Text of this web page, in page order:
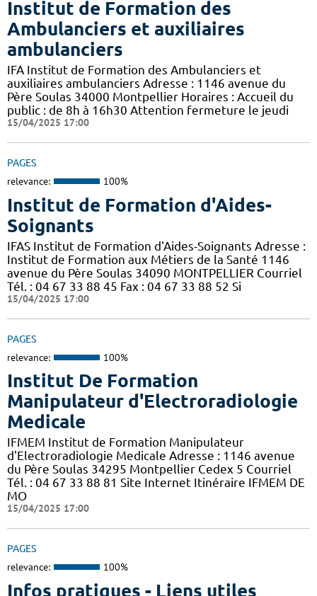
Institut de Formation des
Ambulanciers et auxiliaires
ambulanciers
IFA Institut de Formation des Ambulanciers et
auxiliaires ambulanciers Adresse : 1146 avenue du
Père Soulas 34000 Montpellier Horaires : Accueil du
public : de 8h à 16h30 Attention fermeture le jeudi
15/04/2025 17:00
PAGES
relevance: 100%
Institut de Formation d'Aides-
Soignants
IFAS Institut de Formation d'Aides-Soignants Adresse :
Institut de Formation aux Métiers de la Santé 1146
avenue du Père Soulas 34090 MONTPELLIER Courriel
Tél. : 04 67 33 88 45 Fax : 04 67 33 88 52 Si
15/04/2025 17:00
PAGES
relevance: 100%
Institut De Formation
Manipulateur d'Electroradiologie
Medicale
IFMEM Institut de Formation Manipulateur
d'Electroradiologie Medicale Adresse : 1146 avenue
du Père Soulas 34295 Montpellier Cedex 5 Courriel
Tél. : 04 67 33 88 81 Site Internet Itinéraire IFMEM DE
MO
15/04/2025 17:00
PAGES
relevance: 100%
Infos pratiques - Liens utiles